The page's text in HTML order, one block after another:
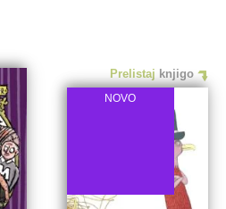
Prelistaj knjigo
NOVO